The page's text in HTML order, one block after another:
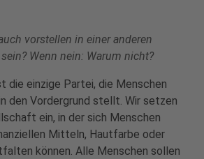
vorstellen in einer anderen
Wenn nein: Warum nicht?
die einzige Partei, die Menschen
den Vordergrund stellt. Wir setzen
ein, in der sich Menschen
Mitteln, Hautfarbe oder
können. Alle Menschen sollen